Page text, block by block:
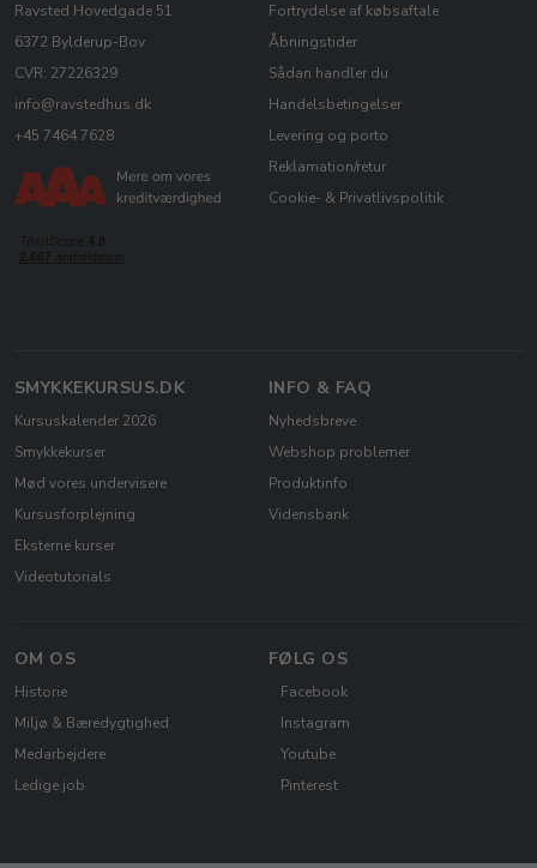
Ravsted Hovedgade 51
6372 Bylderup-Bov
CVR: 27226329
info@ravstedhus.dk
+45 7464 7628
Fortrydelse af købsaftale
Åbningstider
Sådan handler du
Handelsbetingelser
Levering og porto
Reklamation/retur
Cookie- & Privatlivspolitik
SMYKKEKURSUS.DK
Kursuskalender 2026
Smykkekurser
Mød vores undervisere
Kursusforplejning
Eksterne kurser
Videotutorials
INFO & FAQ
Nyhedsbreve
Webshop problemer
Produktinfo
Vidensbank
OM OS
Historie
Miljø & Bæredygtighed
Medarbejdere
Ledige job
FØLG OS
Facebook
Instagram
Youtube
Pinterest